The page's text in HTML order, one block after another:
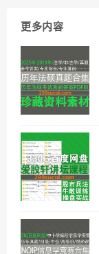
更多内容